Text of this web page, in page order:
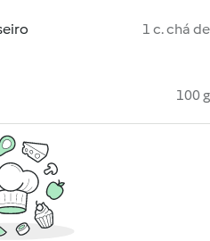
1 c. chá de
100 g